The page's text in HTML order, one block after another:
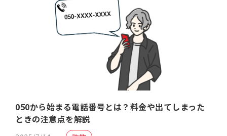
050から始まる電話番号とは？料金や出てしまった
ときの注意点を解説